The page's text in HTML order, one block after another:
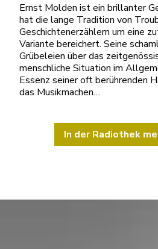
Ernst Molden ist ein brillanter
hat die lange Tradition von
Geschichtenerzählern um eine
Variante bereichert. Seine
Grübeleien über das
menschliche Situation im
Essenz seiner oft berührenden
das Musikmachen…
In der Radiothek